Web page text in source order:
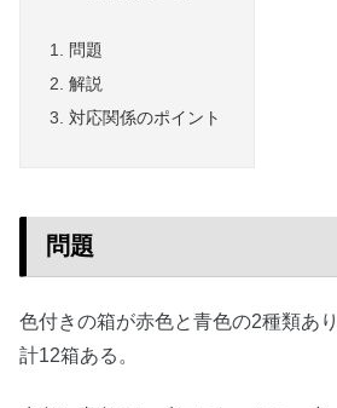
問題
解説
対応関係のポイント
問題
色付きの箱が赤色と青色の2種類あ
計12箱ある。